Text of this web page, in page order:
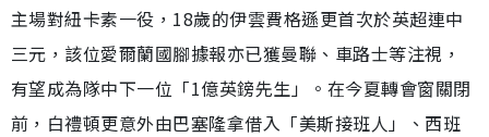
主場對紐卡素一役，18歲的伊雲費格遜更首次於英超連中
三元，該位愛爾蘭國腳據報亦已獲曼聯、車路士等注視，
有望成為隊中下一位「1億英鎊先生」。在今夏轉會窗關閉
前，白禮頓更意外由巴塞隆拿借入「美斯接班人」、西班